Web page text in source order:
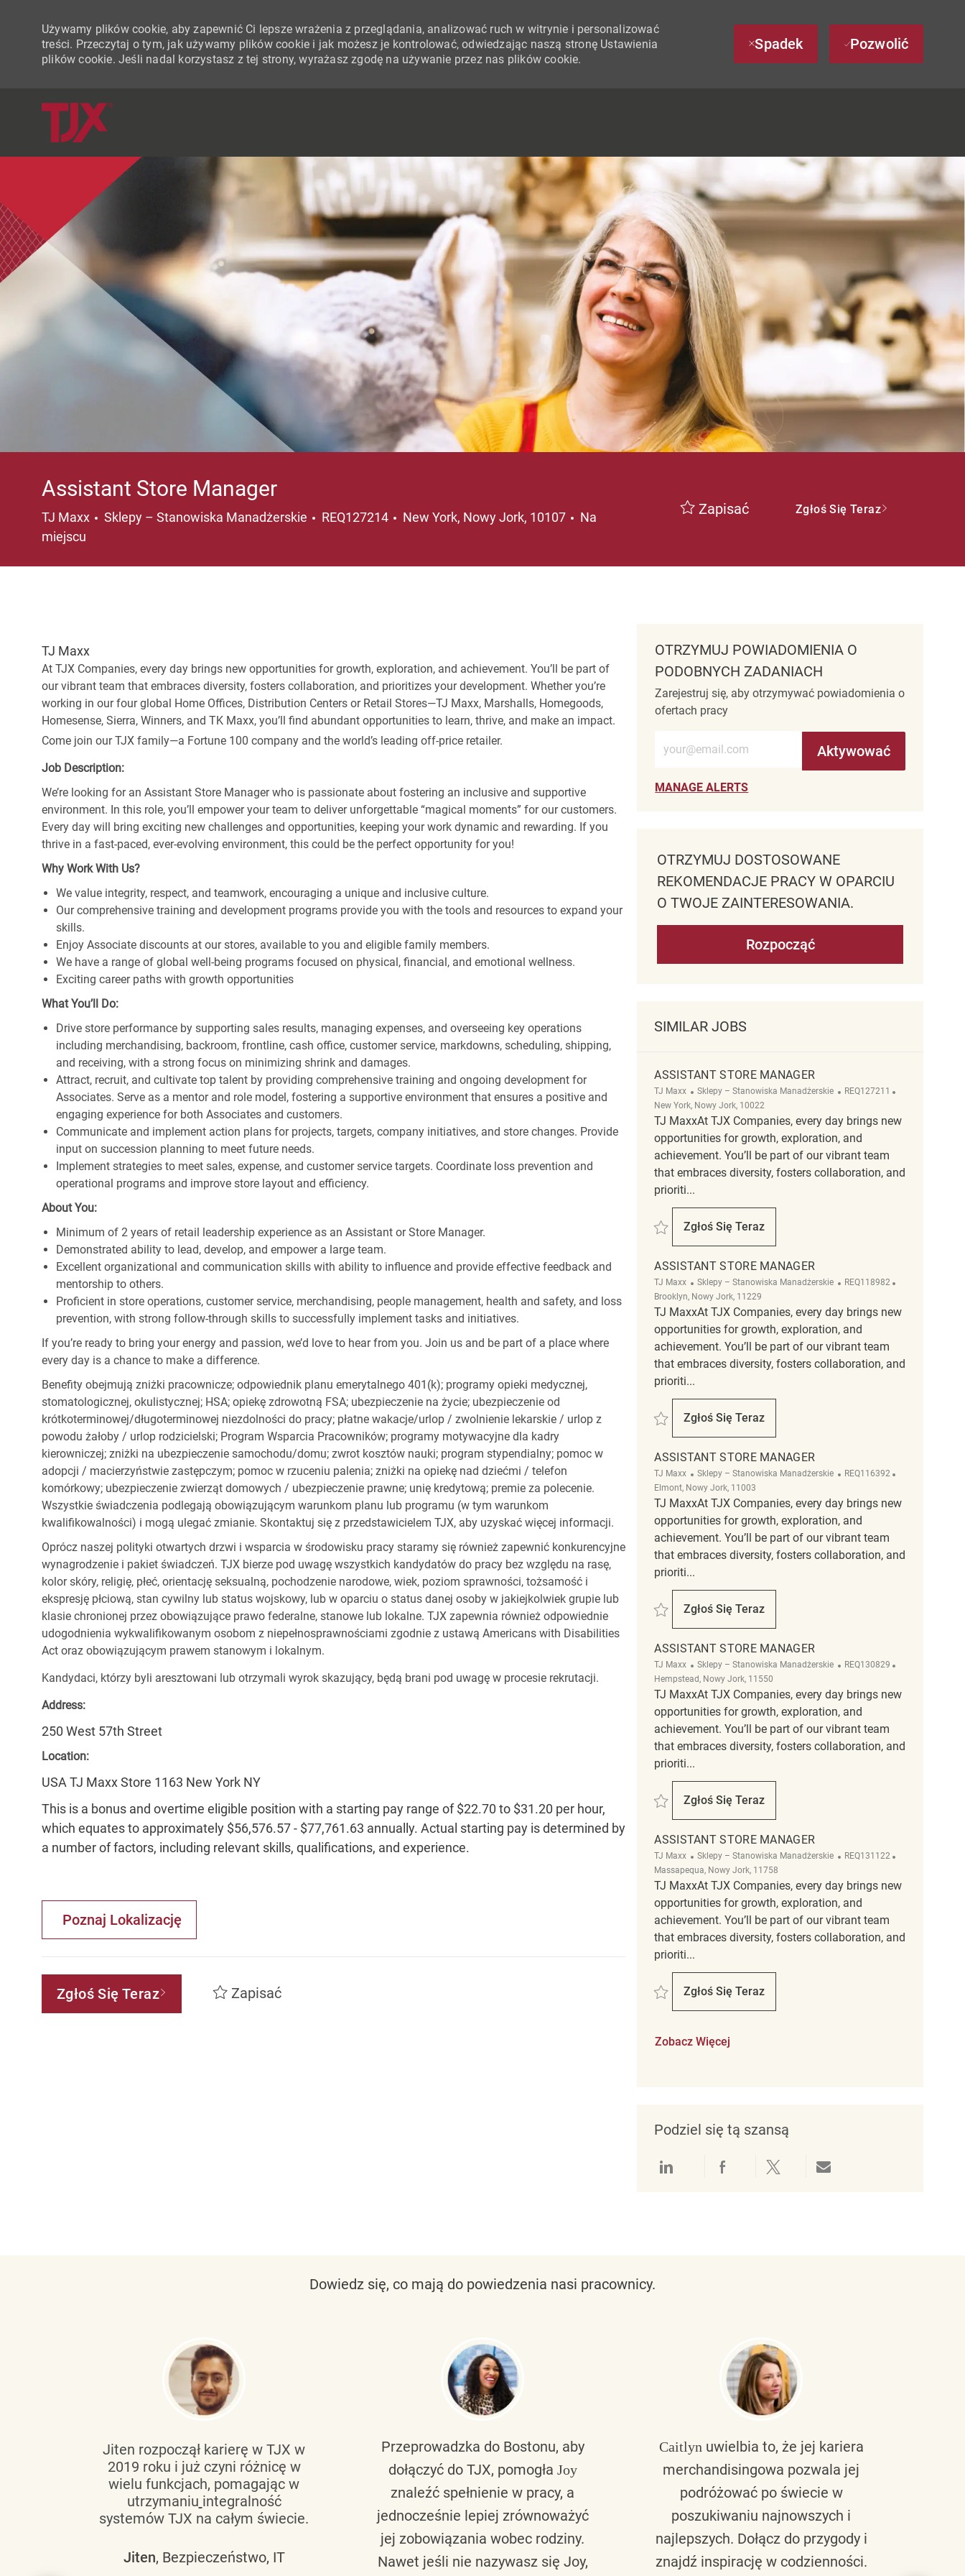
Używamy plików cookie, aby zapewnić Ci lepsze wrażenia z przeglądania, analizować ruch w witrynie i personalizować
treści. Przeczytaj o tym, jak używamy plików cookie i jak możesz je kontrolować, odwiedzając naszą stronę Ustawienia
plików cookie. Jeśli nadal korzystasz z tej strony, wyrażasz zgodę na używanie przez nas plików cookie.
Spadek Pozwolić
Assistant Store Manager
TJ Maxx Kategoria
Sklepy – Stanowiska Manadżerskie REQ127214 Lokalizacja
New York, Nowy Jork, 10107
Na
miejscu
Zapisać Zgłoś Się Teraz
TJ Maxx
At TJX Companies, every day brings new opportunities for growth, exploration, and achievement. You’ll be part of
our vibrant team that embraces diversity, fosters collaboration, and prioritizes your development. Whether you’re
working in our four global Home Offices, Distribution Centers or Retail Stores—TJ Maxx, Marshalls, Homegoods,
Homesense, Sierra, Winners, and TK Maxx, you’ll find abundant opportunities to learn, thrive, and make an impact.
Come join our TJX family—a Fortune 100 company and the world’s leading off-price retailer.
Job Description:
We’re looking for an Assistant Store Manager who is passionate about fostering an inclusive and supportive
environment. In this role, you’ll empower your team to deliver unforgettable “magical moments” for our customers.
Every day will bring exciting new challenges and opportunities, keeping your work dynamic and rewarding. If you
thrive in a fast-paced, ever-evolving environment, this could be the perfect opportunity for you!
Why Work With Us?
We value integrity, respect, and teamwork, encouraging a unique and inclusive culture.
Our comprehensive training and development programs provide you with the tools and resources to expand your
skills.
Enjoy Associate discounts at our stores, available to you and eligible family members.
We have a range of global well-being programs focused on physical, financial, and emotional wellness.
Exciting career paths with growth opportunities
What You’ll Do:
Drive store performance by supporting sales results, managing expenses, and overseeing key operations
including merchandising, backroom, frontline, cash office, customer service, markdowns, scheduling, shipping,
and receiving, with a strong focus on minimizing shrink and damages.
Attract, recruit, and cultivate top talent by providing comprehensive training and ongoing development for
Associates. Serve as a mentor and role model, fostering a supportive environment that ensures a positive and
engaging experience for both Associates and customers.
Communicate and implement action plans for projects, targets, company initiatives, and store changes. Provide
input on succession planning to meet future needs.
Implement strategies to meet sales, expense, and customer service targets. Coordinate loss prevention and
operational programs and improve store layout and efficiency.
About You:
Minimum of 2 years of retail leadership experience as an Assistant or Store Manager.
Demonstrated ability to lead, develop, and empower a large team.
Excellent organizational and communication skills with ability to influence and provide effective feedback and
mentorship to others.
Proficient in store operations, customer service, merchandising, people management, health and safety, and loss
prevention, with strong follow-through skills to successfully implement tasks and initiatives.
If you’re ready to bring your energy and passion, we’d love to hear from you. Join us and be part of a place where
every day is a chance to make a difference.
Benefity obejmują zniżki pracownicze; odpowiednik planu emerytalnego 401(k); programy opieki medycznej,
stomatologicznej, okulistycznej; HSA; opiekę zdrowotną FSA; ubezpieczenie na życie; ubezpieczenie od
krótkoterminowej/długoterminowej niezdolności do pracy; płatne wakacje/urlop / zwolnienie lekarskie / urlop z
powodu żałoby / urlop rodzicielski; Program Wsparcia Pracowników; programy motywacyjne dla kadry
kierowniczej; zniżki na ubezpieczenie samochodu/domu; zwrot kosztów nauki; program stypendialny; pomoc w
adopcji / macierzyństwie zastępczym; pomoc w rzuceniu palenia; zniżki na opiekę nad dziećmi / telefon
komórkowy; ubezpieczenie zwierząt domowych / ubezpieczenie prawne; unię kredytową; premie za polecenie.
Wszystkie świadczenia podlegają obowiązującym warunkom planu lub programu (w tym warunkom
kwalifikowalności) i mogą ulegać zmianie. Skontaktuj się z przedstawicielem TJX, aby uzyskać więcej informacji.
Oprócz naszej polityki otwartych drzwi i wsparcia w środowisku pracy staramy się również zapewnić konkurencyjne
wynagrodzenie i pakiet świadczeń. TJX bierze pod uwagę wszystkich kandydatów do pracy bez względu na rasę,
kolor skóry, religię, płeć, orientację seksualną, pochodzenie narodowe, wiek, poziom sprawności, tożsamość i
ekspresję płciową, stan cywilny lub status wojskowy, lub w oparciu o status danej osoby w jakiejkolwiek grupie lub
klasie chronionej przez obowiązujące prawo federalne, stanowe lub lokalne. TJX zapewnia również odpowiednie
udogodnienia wykwalifikowanym osobom z niepełnosprawnościami zgodnie z ustawą Americans with Disabilities
Act oraz obowiązującym prawem stanowym i lokalnym.
Kandydaci, którzy byli aresztowani lub otrzymali wyrok skazujący, będą brani pod uwagę w procesie rekrutacji.
Address:
250 West 57th Street
Location:
USA TJ Maxx Store 1163 New York NY
This is a bonus and overtime eligible position with a starting pay range of $22.70 to $31.20 per hour,
which equates to approximately $56,576.57 - $77,761.63 annually. Actual starting pay is determined by
a number of factors, including relevant skills, qualifications, and experience.
Poznaj Lokalizację
Zgłoś Się Teraz Zapisać
OTRZYMUJ POWIADOMIENIA O
PODOBNYCH ZADANIACH
Zarejestruj się, aby otrzymywać powiadomienia o
ofertach pracy
Wprowadź adres e-mail (wymagane)
Aktywować
MANAGE ALERTS
OTRZYMUJ DOSTOSOWANE
REKOMENDACJE PRACY W OPARCIU
O TWOJE ZAINTERESOWANIA.
Rozpocząć
SIMILAR JOBS
ASSISTANT STORE MANAGER
TJ Maxx Kategoria
Sklepy – Stanowiska Manadżerskie ReqId
REQ127211
New York, Nowy Jork, 10022
TJ MaxxAt TJX Companies, every day brings new
opportunities for growth, exploration, and
achievement. You’ll be part of our vibrant team
that embraces diversity, fosters collaboration, and
prioriti...
Zapisać Assistant Store Manager REQ127211
Zgłoś Się Teraz
Assistant Store Manager
ASSISTANT STORE MANAGER
TJ Maxx Kategoria
Sklepy – Stanowiska Manadżerskie ReqId
REQ118982
Brooklyn, Nowy Jork, 11229
TJ MaxxAt TJX Companies, every day brings new
opportunities for growth, exploration, and
achievement. You’ll be part of our vibrant team
that embraces diversity, fosters collaboration, and
prioriti...
Zapisać Assistant Store Manager REQ118982
Zgłoś Się Teraz
Assistant Store Manager
ASSISTANT STORE MANAGER
TJ Maxx Kategoria
Sklepy – Stanowiska Manadżerskie ReqId
REQ116392
Elmont, Nowy Jork, 11003
TJ MaxxAt TJX Companies, every day brings new
opportunities for growth, exploration, and
achievement. You’ll be part of our vibrant team
that embraces diversity, fosters collaboration, and
prioriti...
Zapisać Assistant Store Manager REQ116392
Zgłoś Się Teraz
Assistant Store Manager
ASSISTANT STORE MANAGER
TJ Maxx Kategoria
Sklepy – Stanowiska Manadżerskie ReqId
REQ130829
Hempstead, Nowy Jork, 11550
TJ MaxxAt TJX Companies, every day brings new
opportunities for growth, exploration, and
achievement. You’ll be part of our vibrant team
that embraces diversity, fosters collaboration, and
prioriti...
Zapisać Assistant Store Manager REQ130829
Zgłoś Się Teraz
Assistant Store Manager
ASSISTANT STORE MANAGER
TJ Maxx Kategoria
Sklepy – Stanowiska Manadżerskie ReqId
REQ131122
Massapequa, Nowy Jork, 11758
TJ MaxxAt TJX Companies, every day brings new
opportunities for growth, exploration, and
achievement. You’ll be part of our vibrant team
that embraces diversity, fosters collaboration, and
prioriti...
Zapisać Assistant Store Manager REQ131122
Zgłoś Się Teraz
Assistant Store Manager
Zobacz Więcej
Podziel się tą szansą
Udostępnianie przez LinkedIn
Udostępnianie przez Facebook
Udostępnij przez Twitter
Udostępnianie przez e-mail
Dowiedz się, co mają do powiedzenia nasi pracownicy.
Jiten rozpoczął karierę w TJX w
2019 roku i już czyni różnicę w
wielu funkcjach, pomagając w
utrzymaniu integralność
systemów TJX na całym świecie.
Jiten, Bezpieczeństwo, IT
Przeprowadzka do Bostonu, aby
dołączyć do TJX, pomogła Joy
znaleźć spełnienie w pracy, a
jednocześnie lepiej zrównoważyć
jej zobowiązania wobec rodziny.
Nawet jeśli nie nazywasz się Joy,
Caitlynuwielbia to, że jej kariera
merchandisingowa pozwala jej
podróżować po świecie w
poszukiwaniu najnowszych i
najlepszych. Dołącz do przygody i
znajdź inspirację w codzienności.